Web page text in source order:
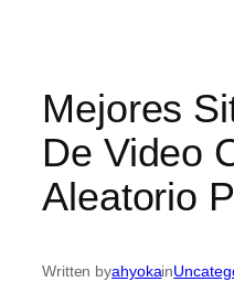
Mejores
De Video
Aleatorio
Written byahyokain